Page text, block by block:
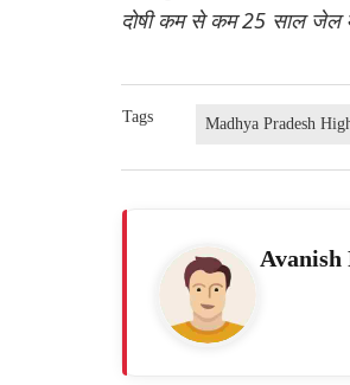
दोषी कम से कम 25 साल जेल
Tags Madhya Pradesh
Avanish